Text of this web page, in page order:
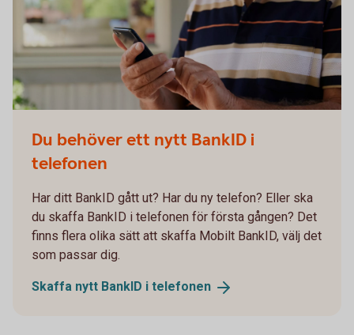
Du behöver ett nytt BankID i
telefonen
Har ditt BankID gått ut? Har du ny telefon? Eller ska
du skaffa BankID i telefonen för första gången? Det
finns flera olika sätt att skaffa Mobilt BankID, välj det
som passar dig.
Skaffa nytt BankID i telefonen